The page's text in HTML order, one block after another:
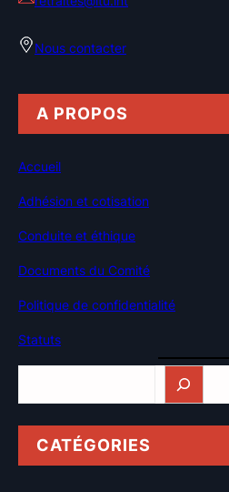
Nous contacter
A PROPOS
Accueil
Adhésion et cotisation
Conduite et éthique
Documents du Comité
Politique de confidentialité
Statuts
CATÉGORIES